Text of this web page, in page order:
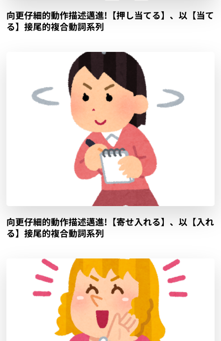
向更仔細的動作描述邁進!【押し当てる】、以【当て
る】接尾的複合動詞系列
向更仔細的動作描述邁進!【寄せ入れる】、以【入れ
る】接尾的複合動詞系列